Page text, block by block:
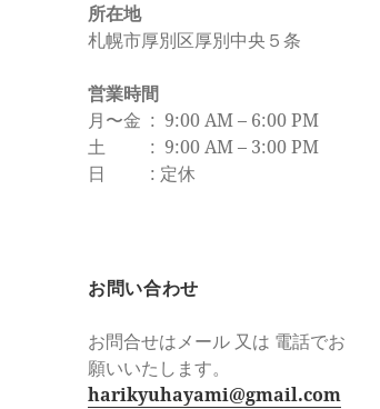
所在地
札幌市厚別区厚別中央５条
営業時間
月〜金 : 9:00 AM – 6:00 PM
土 : 9:00 AM – 3:00 PM
日 : 定休
お問い合わせ
お問合せはメール 又は 電話でお
願いいたします。
harikyuhayami@gmail.com